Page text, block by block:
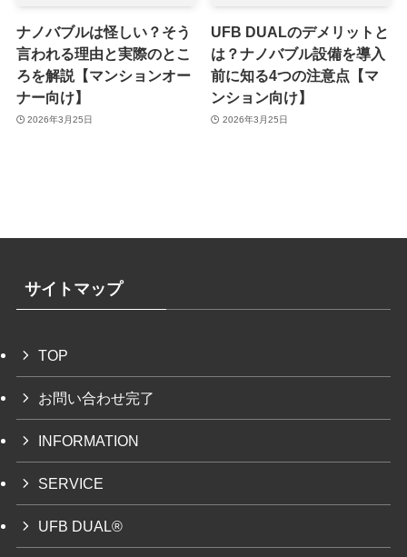
ナノバブルは怪しい？そう
言われる理由と実際のとこ
ろを解説【マンションオー
ナー向け】
2026年3月25日
UFB DUALのデメリットと
は？ナノバブル設備を導入
前に知る4つの注意点【マ
ンション向け】
2026年3月25日
サイトマップ
TOP
お問い合わせ完了
INFORMATION
SERVICE
UFB DUAL®